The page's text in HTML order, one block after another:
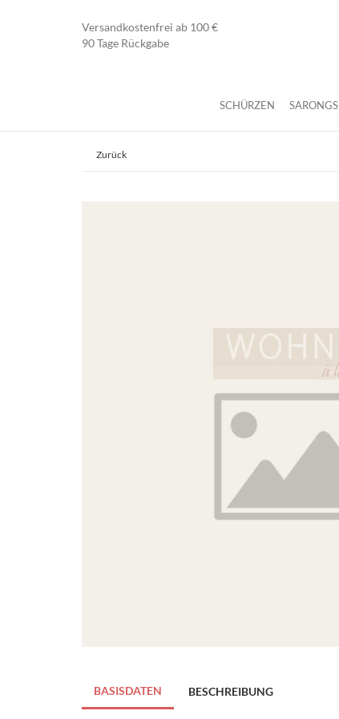
Versandkostenfrei ab 100 €
90 Tage Rückgabe
SCHÜRZEN SARONGS
Zurück
BASISDATEN BESCHREIBUNG